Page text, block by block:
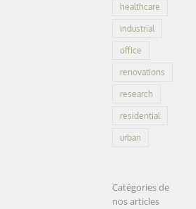
healthcare
industrial
office
renovations
research
residential
urban
Catégories de
nos articles